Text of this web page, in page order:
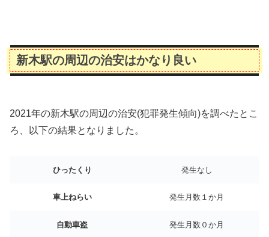
新木駅の周辺の治安はかなり良い
2021年の新木駅の周辺の治安(犯罪発生傾向)を調べたとこ
ろ、以下の結果となりました。
ひったくり 発生なし
車上ねらい 発生月数１か月
自動車盗 発生月数０か月